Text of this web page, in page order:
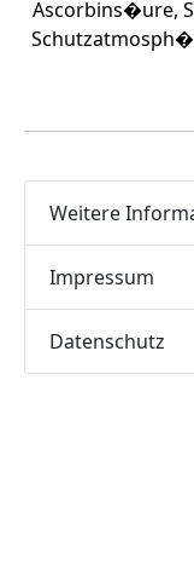
Ascorbins�ure,
Weitere
Impressum
Datenschutz